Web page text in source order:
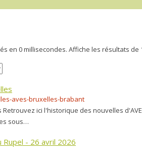
en 0 millisecondes. Affiche les résultats de
aves-bruxelles-brabant
Retrouvez ici l'historique des nouvelles
sous…
Rupel - 26 avril 2026